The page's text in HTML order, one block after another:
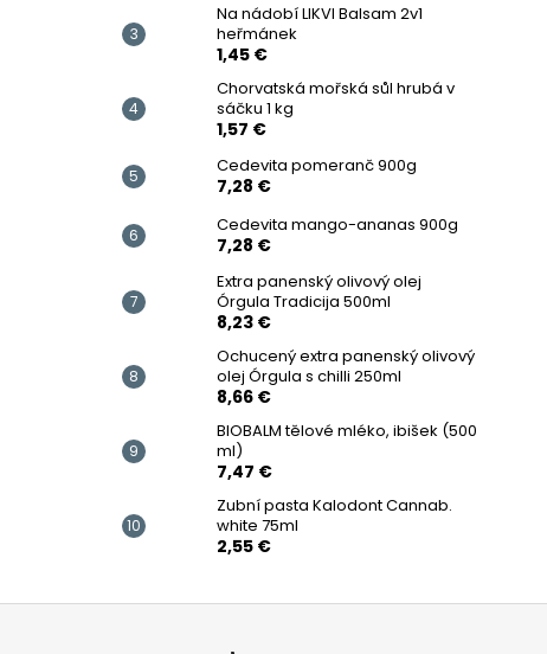
Na nádobí LIKVI Balsam 2v1
heřmánek
1,45 €
Chorvatská mořská sůl hrubá v
sáčku 1 kg
1,57 €
Cedevita pomeranč 900g
7,28 €
Cedevita mango-ananas 900g
7,28 €
Extra panenský olivový olej
Órgula Tradicija 500ml
8,23 €
Ochucený extra panenský olivový
olej Órgula s chilli 250ml
8,66 €
BIOBALM tělové mléko, ibišek (500
ml)
7,47 €
Zubní pasta Kalodont Cannab.
white 75ml
2,55 €
Z